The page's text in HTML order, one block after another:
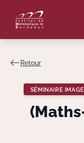
Retour
SÉMINAIRE